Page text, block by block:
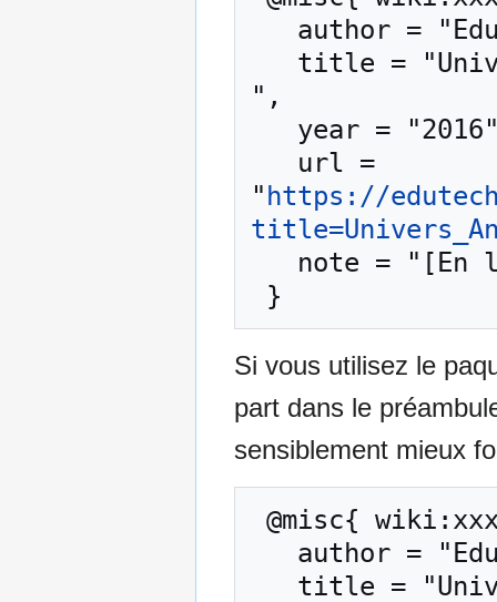
",
" https://
Si vous utilisez le
part dans le
sensiblement mieux